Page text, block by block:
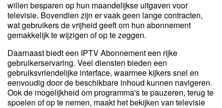
willen besparen op hun maandelijkse uitgaven voor
televisie. Bovendien zijn er vaak geen lange contracten,
wat gebruikers de vrijheid geeft om hun abonnement
gemakkelijk te wijzigen of op te zeggen.
Daarnaast biedt een IPTV Abonnement een rijke
gebruikerservaring. Veel diensten bieden een
gebruiksvriendelijke interface, waarmee kijkers snel en
eenvoudig door de beschikbare inhoud kunnen navigeren.
Ook de mogelijkheid om programma's te pauzeren, terug te
spoelen of op te nemen, maakt het bekijken van televisie